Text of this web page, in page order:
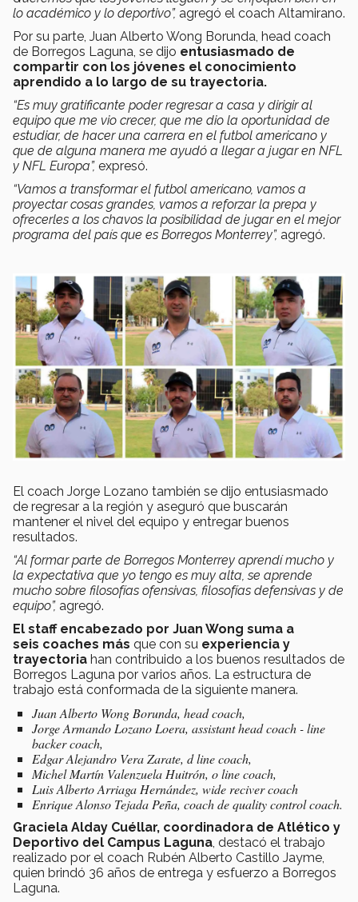
lo académico y lo deportivo”, agregó el coach Altamirano.
Por su parte, Juan Alberto Wong Borunda, head coach
de Borregos Laguna, se dijo entusiasmado de
compartir con los jóvenes el conocimiento
aprendido a lo largo de su trayectoria.
“Es muy gratificante poder regresar a casa y dirigir al
equipo que me vio crecer, que me dio la oportunidad de
estudiar, de hacer una carrera en el futbol americano y
que de alguna manera me ayudó a llegar a jugar en NFL
y NFL Europa”, expresó.
“Vamos a transformar el futbol americano, vamos a
proyectar cosas grandes, vamos a reforzar la prepa y
ofrecerles a los chavos la posibilidad de jugar en el mejor
programa del país que es Borregos Monterrey”, agregó.
El coach Jorge Lozano también se dijo entusiasmado
de regresar a la región y aseguró que buscarán
mantener el nivel del equipo y entregar buenos
resultados.
“Al formar parte de Borregos Monterrey aprendí mucho y
la expectativa que yo tengo es muy alta, se aprende
mucho sobre filosofías ofensivas, filosofías defensivas y de
equipo”, agregó.
El staff encabezado por Juan Wong suma a
seis coaches más que con su experiencia y
trayectoria han contribuido a los buenos resultados de
Borregos Laguna por varios años. La estructura de
trabajo está conformada de la siguiente manera.
Juan Alberto Wong Borunda, head coach,
Jorge Armando Lozano Loera, assistant head coach - line
backer coach,
Edgar Alejandro Vera Zarate, d line coach,
Michel Martín Valenzuela Huitrón, o line coach,
Luis Alberto Arriaga Hernández, wide reciver coach
Enrique Alonso Tejada Peña, coach de quality control coach.
Graciela Alday Cuéllar, coordinadora de Atlético y
Deportivo del Campus Laguna , destacó el trabajo
realizado por el coach Rubén Alberto Castillo Jayme,
quien brindó 36 años de entrega y esfuerzo a Borregos
Laguna.